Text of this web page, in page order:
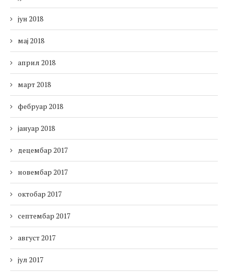
јун 2018
мај 2018
април 2018
март 2018
фебруар 2018
јануар 2018
децембар 2017
новембар 2017
октобар 2017
септембар 2017
август 2017
јул 2017